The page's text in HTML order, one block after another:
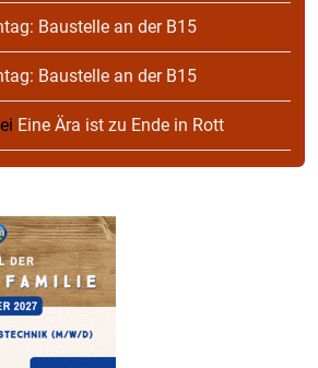
Baustelle an der B15
Baustelle an der B15
Eine Ära ist zu Ende in Rott